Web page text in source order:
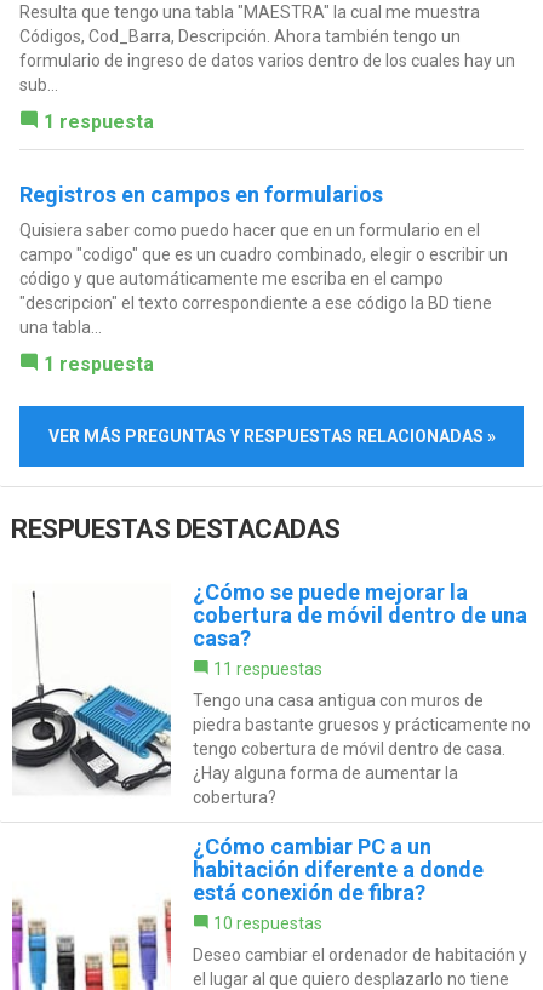
Resulta que tengo una tabla "MAESTRA" la cual me muestra
Códigos, Cod_Barra, Descripción. Ahora también tengo un
formulario de ingreso de datos varios dentro de los cuales hay un
sub...
1 respuesta
Registros en campos en formularios
Quisiera saber como puedo hacer que en un formulario en el
campo "codigo" que es un cuadro combinado, elegir o escribir un
código y que automáticamente me escriba en el campo
"descripcion" el texto correspondiente a ese código la BD tiene
una tabla...
1 respuesta
VER MÁS PREGUNTAS Y RESPUESTAS RELACIONADAS »
RESPUESTAS DESTACADAS
¿Cómo se puede mejorar la
cobertura de móvil dentro de una
casa?
11 respuestas
Tengo una casa antigua con muros de
piedra bastante gruesos y prácticamente no
tengo cobertura de móvil dentro de casa.
¿Hay alguna forma de aumentar la
cobertura?
¿Cómo cambiar PC a un
habitación diferente a donde
está conexión de fibra?
10 respuestas
Deseo cambiar el ordenador de habitación y
el lugar al que quiero desplazarlo no tiene